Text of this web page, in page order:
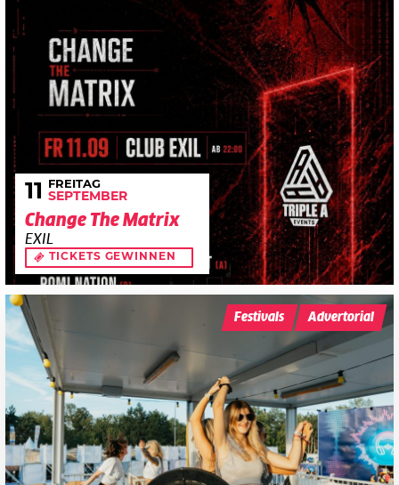
11 FREITAG
SEPTEMBER
Change The Matrix
EXIL
TICKETS GEWINNEN
Festivals Advertorial